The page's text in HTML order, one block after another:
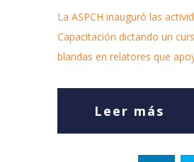
La ASPCH inauguró las
Capacitación dictando un
blandas en relatores que
Leer más